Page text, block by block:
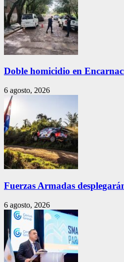
Doble homicidio en
6 agosto, 2026
Fuerzas Armadas
6 agosto, 2026